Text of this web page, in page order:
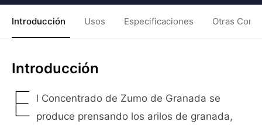
Introducción Usos Especificaciones Otras
Introducción
E l Concentrado de Zumo de Granada se
produce prensando los arilos de granada,